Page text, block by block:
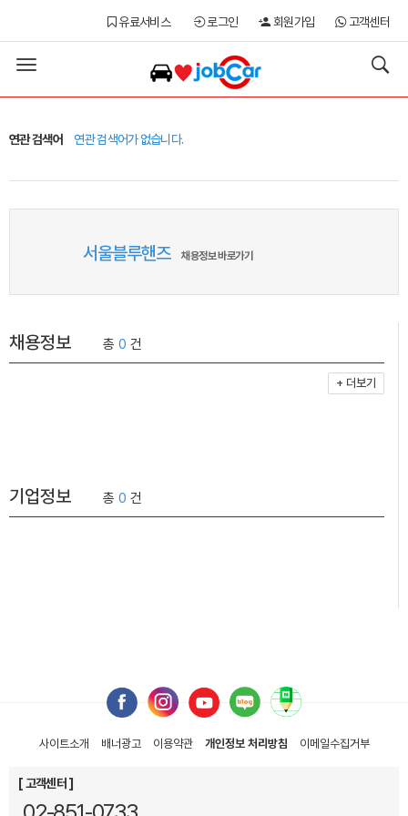
유료서비스 로그인 회원가입 고객센터
Toggle
navigation
연관 검색어 연관 검색어가 없습니다.
서울블루핸즈 채용정보 바로가기
채용정보 총 0 건
+ 더보기
기업정보 총 0 건
사이트소개 배너광고 이용약관 개인정보 처리방침 이메일수집거부
[ 고객센터 ]